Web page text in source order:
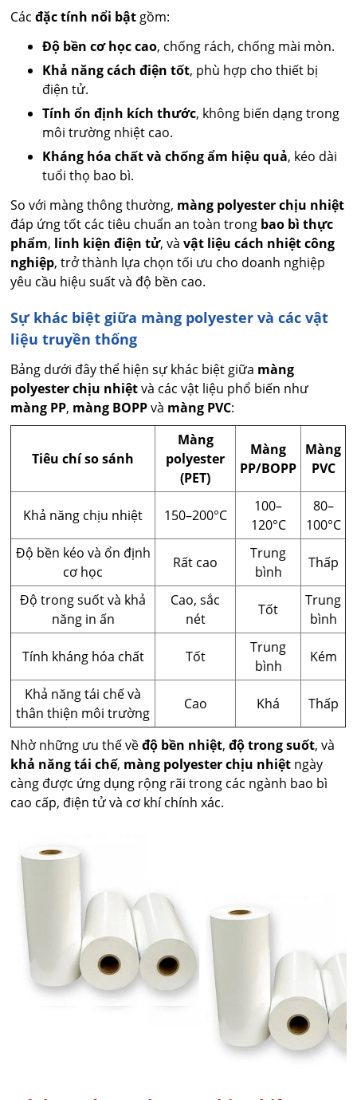
Cácđặc tính nổi bật gồm:
Độ bền cơ học cao, chống rách, chống mài mòn.
Khả năng cách điện tốt, phù hợp cho thiết bị
điện tử.
Tính ổn định kích thước, không biến dạng trong
môi trường nhiệt cao.
Kháng hóa chất và chống ẩm hiệu quả, kéo dài
tuổi thọ bao bì.
So với màng thông thường, màng polyester chịu nhiệt
đáp ứng tốt các tiêu chuẩn an toàn trong bao bì thực
phẩm, linh kiện điện tử, vàvật liệu cách nhiệt công
nghiệp, trở thành lựa chọn tối ưu cho doanh nghiệp
yêu cầu hiệu suất và độ bền cao.
Sự khác biệt giữa màng polyester và các vật
liệu truyền thống
Bảng dưới đây thể hiện sự khác biệt giữa màng
polyester chịu nhiệtvà các vật liệu phổ biến như
màng PP, màng BOPPvà màng PVC:
Tiêu chí so sánh
Màng
polyester
(PET)
Màng
PP/BOPP
Màng
PVC
Khả năng chịu nhiệt 150–200°C
100–
120°C
80–
100°C
Độ bền kéo và ổn định
cơ học
Rất cao
Trung
bình
Thấp
Độ trong suốt và khả
năng in ấn
Cao, sắc
nét
Tốt
Trung
bình
Tính kháng hóa chất Tốt
Trung
bình
Kém
Khả năng tái chế và
thân thiện môi trường
Cao Khá Thấp
Nhờ những ưu thế vềđộ bền nhiệt,độ trong suốt, và
khả năng tái chế, màng polyester chịu nhiệt ngày
càng được ứng dụng rộng rãi trong các ngành bao bì
cao cấp, điện tử và cơ khí chính xác.